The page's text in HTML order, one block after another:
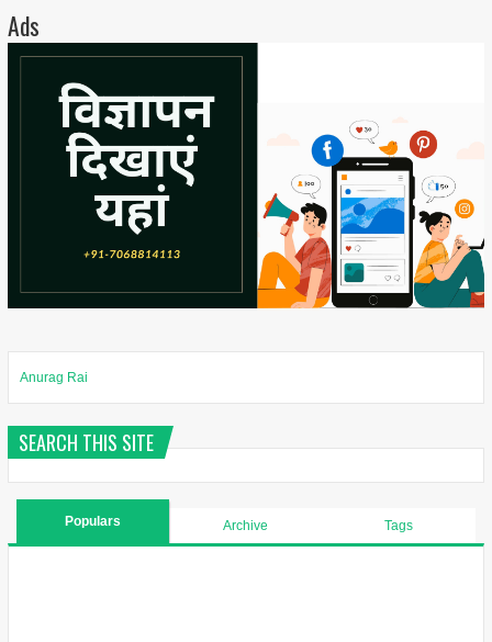
Ads
Anurag Rai
SEARCH THIS SITE
Populars Archive Tags